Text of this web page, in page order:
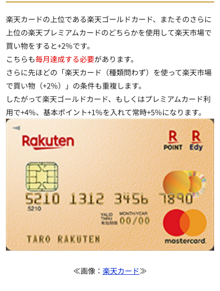
楽天カードの上位である楽天ゴールドカード、またそのさらに
上位の楽天プレミアムカードのどちらかを使用して楽天市場で
買い物をすると+2％です。
こちらも毎月達成する必要があります。
さらに先ほどの「楽天カード（種類問わず）を使って楽天市場
で買い物（+2％）」の条件も重複します。
したがって楽天ゴールドカード、もしくはプレミアムカード利
用で+4％、基本ポイント+1％を入れて常時+5％になります。
≪画像： 楽天カード≫